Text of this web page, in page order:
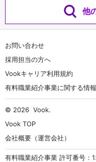
他
お問い合わせ
採用担当の方へ
Vookキャリア利用規約
有料職業紹介事業に関する情
© 2026 Vook.
Vook TOP
会社概要（運営会社）
有料職業紹介事業 許可番号：